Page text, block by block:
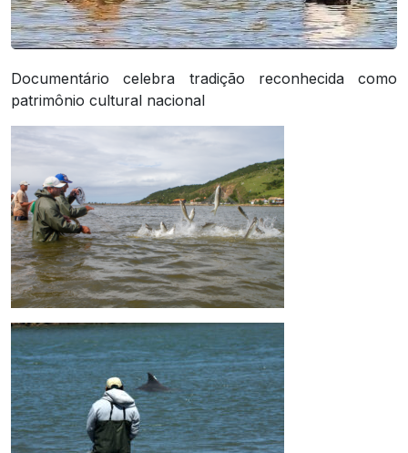
Documentário celebra tradição reconhecida como
patrimônio cultural nacional